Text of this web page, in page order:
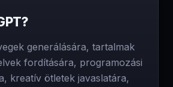
generálására, tartalmak
fordítására, programozási
kreatív ötletek javaslatára,